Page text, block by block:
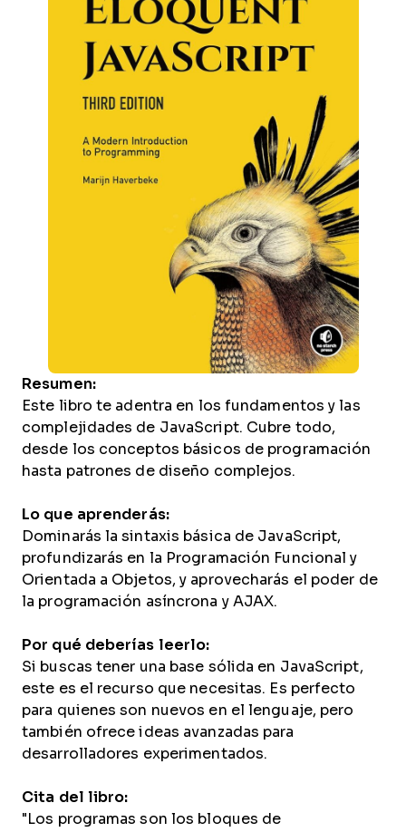
Resumen:
Este libro te adentra en los fundamentos y las
complejidades de JavaScript. Cubre todo,
desde los conceptos básicos de programación
hasta patrones de diseño complejos.
Lo que aprenderás:
Dominarás la sintaxis básica de JavaScript,
profundizarás en la Programación Funcional y
Orientada a Objetos, y aprovecharás el poder de
la programación asíncrona y AJAX.
Por qué deberías leerlo:
Si buscas tener una base sólida en JavaScript,
este es el recurso que necesitas. Es perfecto
para quienes son nuevos en el lenguaje, pero
también ofrece ideas avanzadas para
desarrolladores experimentados.
Cita del libro:
"Los programas son los bloques de